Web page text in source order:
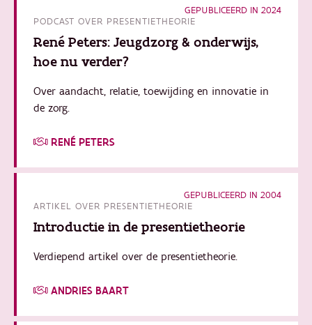
PODCAST OVER PRESENTIETHEORIE
GEPUBLICEERD IN 2024
René Peters: Jeugdzorg & onderwijs,
hoe nu verder?
Over aandacht, relatie, toewijding en innovatie in
de zorg.
RENÉ PETERS
ARTIKEL OVER PRESENTIETHEORIE
GEPUBLICEERD IN 2004
Introductie in de presentietheorie
Verdiepend artikel over de presentietheorie.
ANDRIES BAART